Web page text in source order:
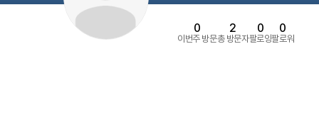
이번주 방문
0
총 방문자
2
팔로잉
0
팔로워
0